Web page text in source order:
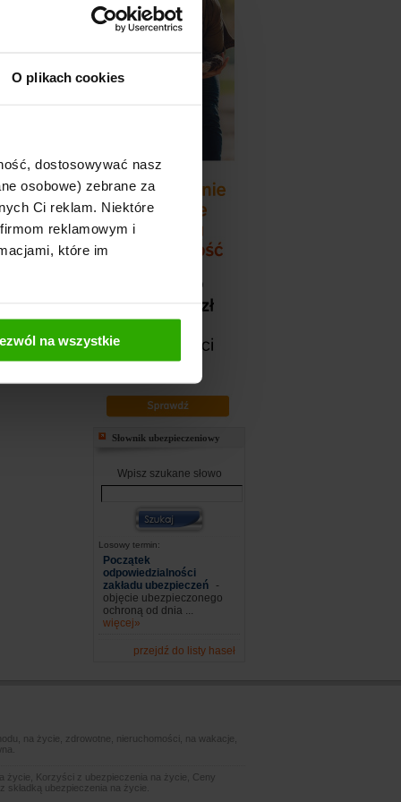
O plikach cookies
dostosowywać nasz
osobowe) zebrane za
Ci reklam. Niektóre
reklamowym i
które im
na wszystkie
Słownik ubezpieczeniowy
Wpisz szukane słowo
Losowy termin:
Początek
odpowiedzialności
zakładu ubezpieczeń
-
objęcie ubezpieczonego
ochroną od dnia ...
więcej»
przejdź do listy haseł
na życie, zdrowotne, nieruchomości, na wakacje,
życie, Korzyści z ubezpieczenia na życie, Ceny
ubezpieczenia na życie.